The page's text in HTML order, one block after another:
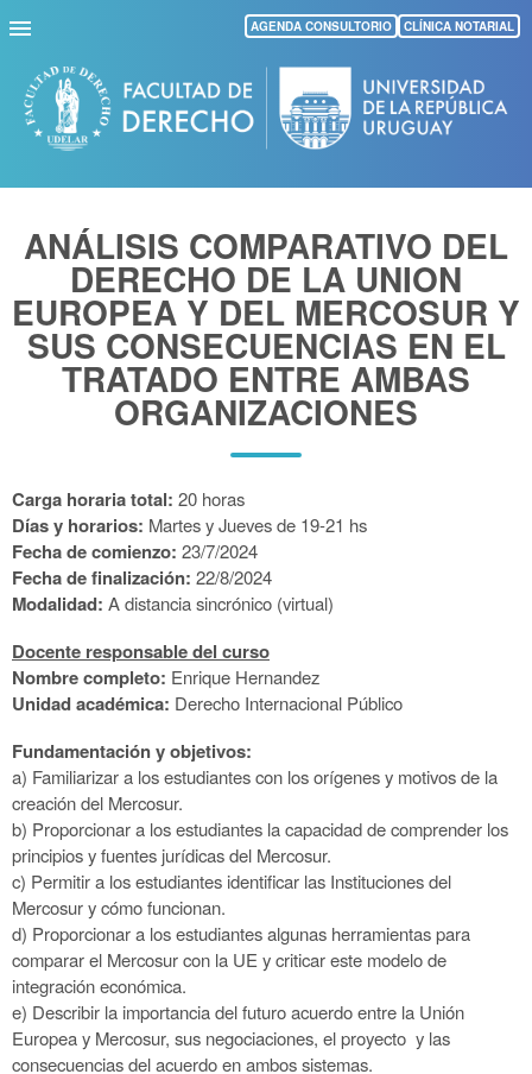
Pasar
al
contenido
principal
AGENDA CONSULTORIO CLÍNICA NOTARIAL
ANÁLISIS COMPARATIVO DEL
DERECHO DE LA UNION
EUROPEA Y DEL MERCOSUR Y
SUS CONSECUENCIAS EN EL
TRATADO ENTRE AMBAS
ORGANIZACIONES
Carga horaria total: 20 horas
Días y horarios: Martes y Juevesde 19-21 hs
Fecha de comienzo: 23/7/2024
Fecha de finalización: 22/8/2024
Modalidad: A distancia sincrónico (virtual)
Docente responsable del curso
Nombre completo: Enrique Hernandez
Unidad académica: Derecho Internacional Público
Fundamentación y objetivos:
a) Familiarizar a los estudiantes con los orígenes y motivos de la
creación del Mercosur.
b) Proporcionar a los estudiantes la capacidad de comprender los
principios y fuentes jurídicas del Mercosur.
c) Permitir a los estudiantes identificar las Instituciones del
Mercosur y cómo funcionan.
d) Proporcionar a los estudiantes algunas herramientas para
comparar el Mercosur con la UE y criticar este modelo de
integración económica.
e) Describir la importancia del futuro acuerdo entre la Unión
Europea y Mercosur, sus negociaciones, el proyecto y las
consecuencias del acuerdo en ambos sistemas.